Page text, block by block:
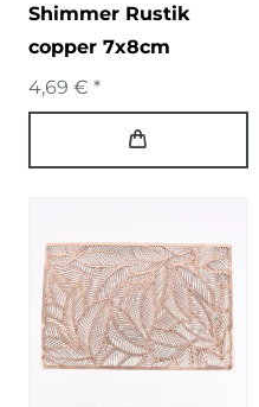
Shimmer Rustik
copper 7x8cm
4,69 € *